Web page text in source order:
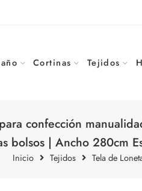
Cortinas Tejidos
confección
bolsos | Ancho 280cm
Inicio Tejidos Tela de